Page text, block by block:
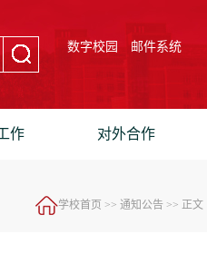
数字校园 邮件系统
作 对外合作
学校首页 >> 通知公告 >> 正文